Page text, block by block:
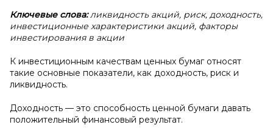
Ключевые слова:ликвидность акций, риск, доходность,
инвестиционные характеристики акций, факторы
инвестирования в акции
К инвестиционным качествам ценных бумаг относят
такие основные показатели, как доходность, риск и
ликвидность.
Доходность — это способность ценной бумаги давать
положительный финансовый результат.